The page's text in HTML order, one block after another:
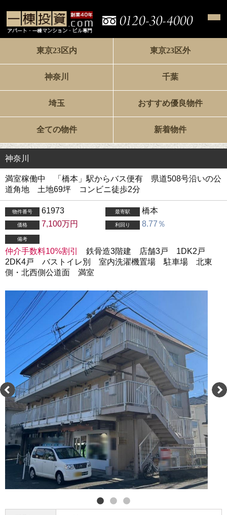
東京23区内 東京23区外
神奈川 千葉
埼玉 おすすめ優良物件
全ての物件 新着物件
神奈川
満室稼働中 「橋本」駅からバス便有 県道508号沿いの公
道角地 土地69坪 コンビニ徒歩2分
物件番号 61973 最寄駅 橋本
価格 7,100万円 利回り 8.77％
備考
仲介手数料10%割引
鉄骨造3階建 店舗3戸 1DK2戸
2DK4戸 バストイレ別 室内洗濯機置場 駐車場 北東
側・北西側公道面 満室